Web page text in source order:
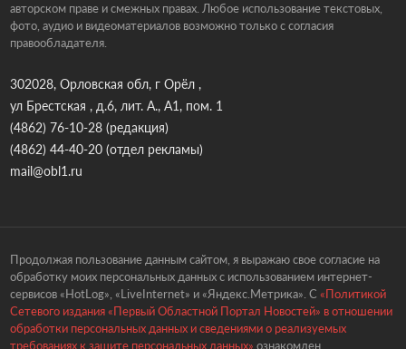
авторском праве и смежных правах. Любое использование текстовых,
фото, аудио и видеоматериалов возможно только с согласия
правообладателя.
302028, Орловская обл, г Орёл ,
ул Брестская , д.6, лит. А., А1, пом. 1
(4862) 76-10-28(редакция)
(4862) 44-40-20(отдел рекламы)
mail@obl1.ru
Продолжая пользование данным сайтом, я выражаю свое согласие на
обработку моих персональных данных с использованием интернет-
сервисов «HotLog», «LiveInternet» и «Яндекс.Метрика». С «Политикой
Сетевого издания «Первый Областной Портал Новостей» в отношении
обработки персональных данных и сведениями о реализуемых
требованиях к защите персональных данных» ознакомлен.